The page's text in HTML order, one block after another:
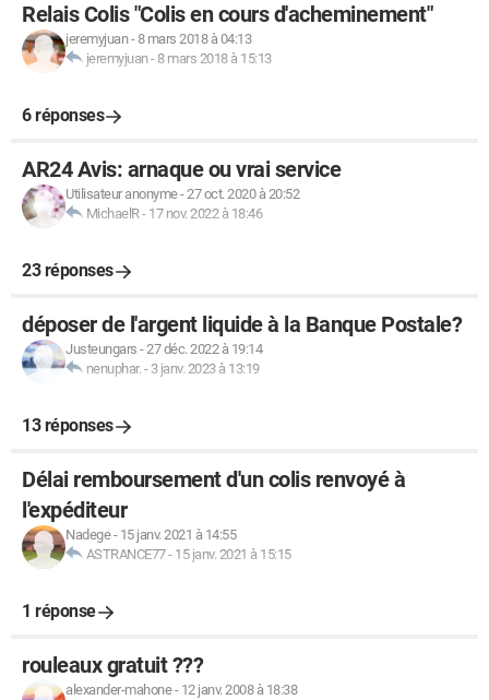
Relais Colis "Colis en cours d'acheminement"
jeremyjuan-8 mars 2018 à 04:13
jeremyjuan- 8 mars 2018 à 15:13
6 réponses
AR24 Avis: arnaque ou vrai service
Utilisateur anonyme-27 oct. 2020 à 20:52
MichaelR- 17 nov. 2022 à 18:46
23 réponses
déposer de l'argent liquide à la Banque Postale?
Justeungars -27 déc. 2022 à 19:14
nenuphar. - 3 janv. 2023 à 13:19
13 réponses
Délai remboursement d'un colis renvoyé à
l'expéditeur
Nadege- 15 janv. 2021 à 14:55
ASTRANCE77- 15 janv. 2021 à 15:15
1 réponse
rouleaux gratuit ???
alexander-mahone- 12 janv. 2008 à 18:38